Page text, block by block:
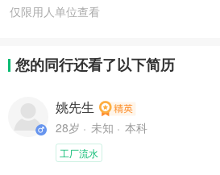
仅限用人单位查看
您的同行还看了以下简历
姚先生
28岁 未知
本科
工厂流水